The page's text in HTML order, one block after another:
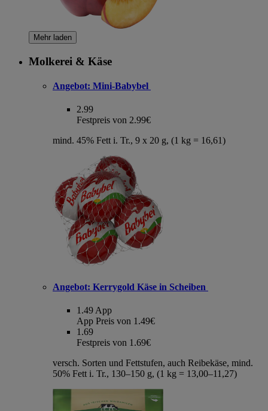
Mehr laden
Molkerei & Käse
Angebot: Mini-Babybel
2.99
Festpreis von 2.99€
mind. 45% Fett i. Tr., 9 x 20 g, (1 kg = 16,61)
Angebot: Kerrygold Käse in Scheiben
1.49 App
App Preis von 1.49€
1.69
Festpreis von 1.69€
versch. Sorten und Fettstufen, auch Reibekäse, mind.
50% Fett i. Tr., 130–150 g, (1 kg = 13,00–11,27)